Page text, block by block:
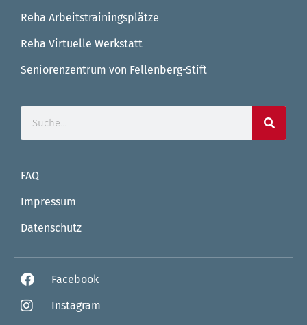
Reha Arbeitstrainingsplätze
Reha Virtuelle Werkstatt
Seniorenzentrum von Fellenberg-Stift
FAQ
Impressum
Datenschutz
Facebook
Instagram